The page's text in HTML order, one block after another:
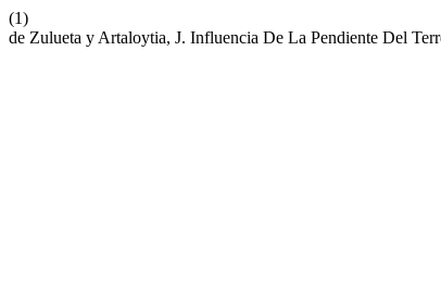
(1)
de Zulueta y Artaloytia, J. Influencia De La Pendiente Del